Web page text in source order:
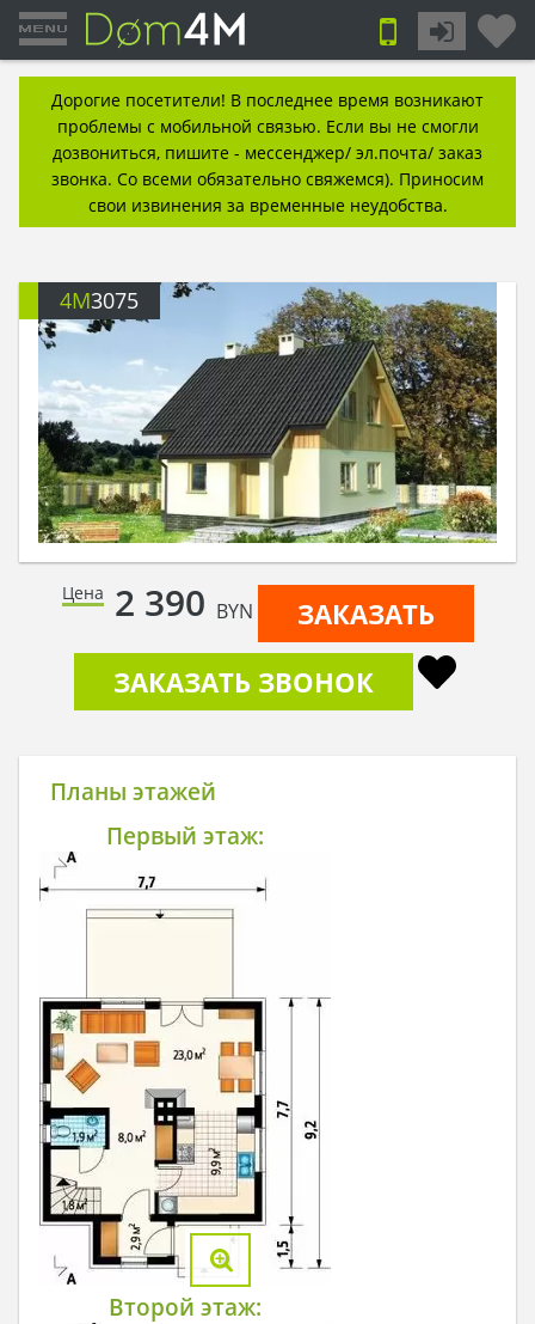
Дорогие посетители! В последнее время возникают
проблемы с мобильной связью. Если вы не смогли
дозвониться, пишите - мессенджер/ эл.почта/ заказ
звонка. Со всеми обязательно свяжемся). Приносим
свои извинения за временные неудобства.
4M3075
Цена 2 390 BYN
ЗАКАЗАТЬ
ЗАКАЗАТЬ ЗВОНОК
Планы этажей
Первый этаж:
Второй этаж: